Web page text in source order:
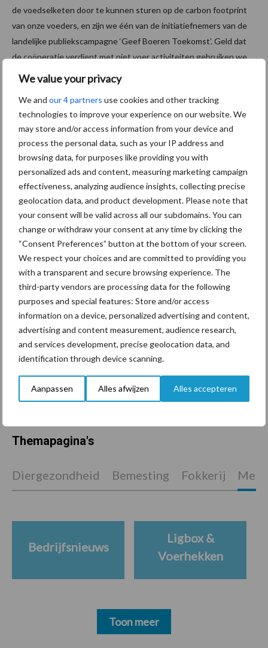
We value your privacy
We and our 4 partners use cookies and other tracking
technologies to improve your experience on our website. We
may store and/or access information from your device and
process the personal data, such as your IP address and
browsing data, for purposes like providing you with
personalized ads and content, measuring marketing campaign
effectiveness, analyzing audience insights, collecting precise
geolocation data, and product development. Please note that
your consent will be valid across all our subdomains. You can
change or withdraw your consent at any time by clicking the
“Consent Preferences” button at the bottom of your screen.
We respect your choices and are committed to providing you
with a transparent and secure browsing experience. The
third-party vendors are processing data for the following
purposes and special features: Store and/or access
information on a device, personalized advertising and content,
advertising and content measurement, audience research,
and services development, precise geolocation data, and
identification through device scanning.
Aanpassen Alles afwijzen Alles accepteren
de voedselketen door te kunnen sturen op de carbon footprint
van onze voeders, en zijn we één van de initiatiefnemers van de
landelijke publiekscampagne ‘Geef Boeren Toekomst’. Geld dat
de coöperatie verdient met niet voer activiteiten gebruiken we
voor ons Loyaliteitsprogramma. Via dit programma belonen we
trouwe coöperatieleden. Zij zijn een belangrijk fundament onder
onze coöperatie.”
Bron: Voergroep Zuid
Aanbevolen voor jou!
ForFarmers ziet volume en
marktaandeel groeien in
krimpende Nederlandse
markt
Tien praktische tips voor
een langere levensduur
“Vraag naar praktische
hygieneoplossingen is in
Polen groter dan ooit”
Themapagina's
Diergezondheid Bemesting Fokkerij
Bedrijfsnieuws
Ligbox &
Voerhekken
Toon meer